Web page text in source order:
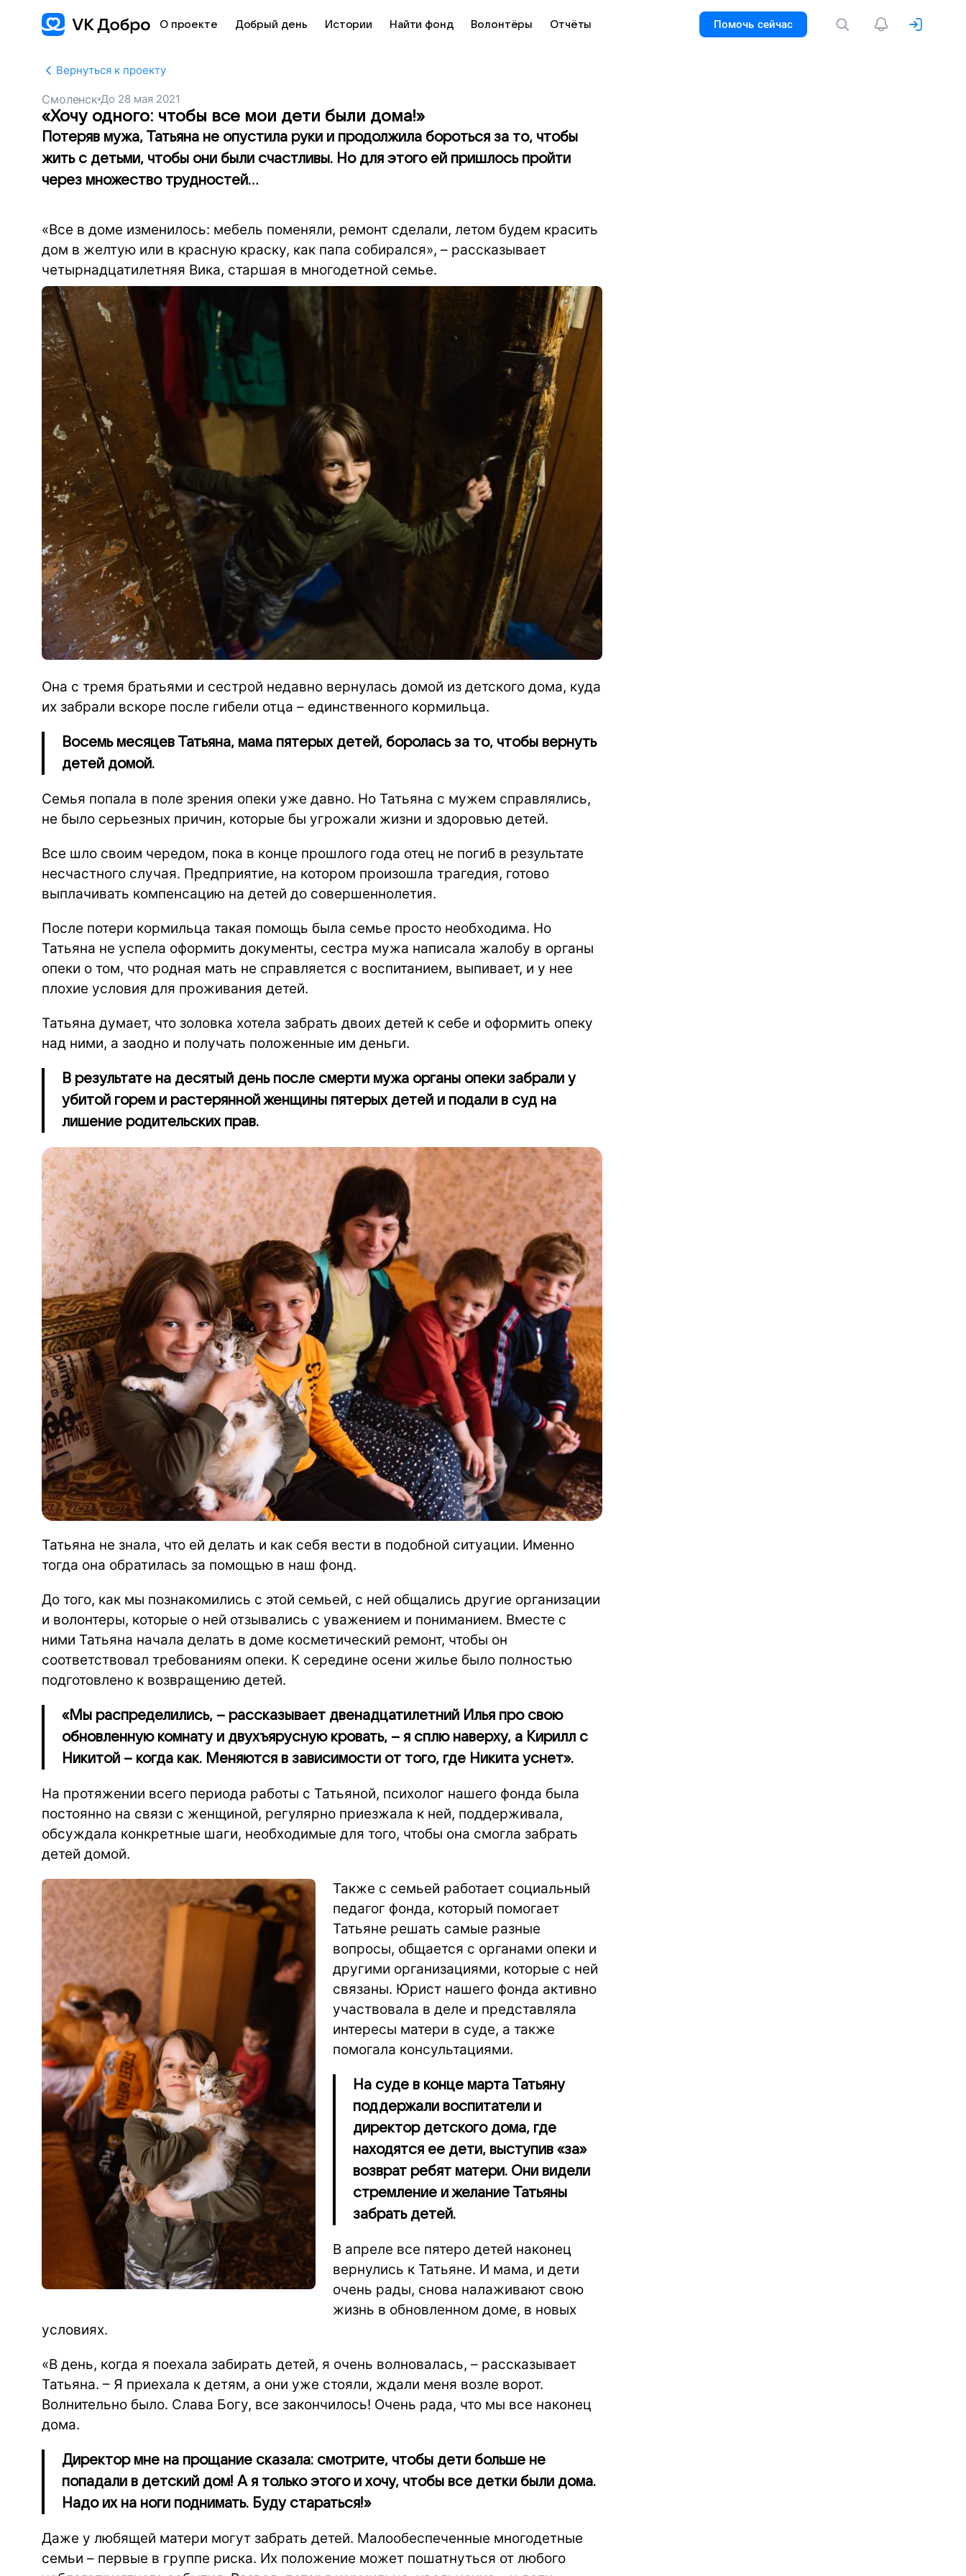
О проекте Добрый день Истории Найти фонд Волонтёры Отчёты Помочь сейчас
Вернуться к проекту
Смоленск До 28 мая 2021
«Хочу одного: чтобы все мои дети были дома!»
Потеряв мужа, Татьяна не опустила руки и продолжила бороться за то, чтобы
жить с детьми, чтобы они были счастливы. Но для этого ей пришлось пройти
через множество трудностей...
«Все в доме изменилось: мебель поменяли, ремонт сделали, летом будем красить
дом в желтую или в красную краску, как папа собирался», – рассказывает
четырнадцатилетняя Вика, старшая в многодетной семье.
Она с тремя братьями и сестрой недавно вернулась домой из детского дома, куда
их забрали вскоре после гибели отца – единственного кормильца.
Восемь месяцев Татьяна, мама пятерых детей, боролась за то, чтобы вернуть
детей домой.
Семья попала в поле зрения опеки уже давно. Но Татьяна с мужем справлялись,
не было серьезных причин, которые бы угрожали жизни и здоровью детей.
Все шло своим чередом, пока в конце прошлого года отец не погиб в результате
несчастного случая. Предприятие, на котором произошла трагедия, готово
выплачивать компенсацию на детей до совершеннолетия.
После потери кормильца такая помощь была семье просто необходима. Но
Татьяна не успела оформить документы, сестра мужа написала жалобу в органы
опеки о том, что родная мать не справляется с воспитанием, выпивает, и у нее
плохие условия для проживания детей.
Татьяна думает, что золовка хотела забрать двоих детей к себе и оформить опеку
над ними, а заодно и получать положенные им деньги.
В результате на десятый день после смерти мужа органы опеки забрали у
убитой горем и растерянной женщины пятерых детей и подали в суд на
лишение родительских прав.
Татьяна не знала, что ей делать и как себя вести в подобной ситуации. Именно
тогда она обратилась за помощью в наш фонд.
До того, как мы познакомились с этой семьей, с ней общались другие организации
и волонтеры, которые о ней отзывались с уважением и пониманием. Вместе с
ними Татьяна начала делать в доме косметический ремонт, чтобы он
соответствовал требованиям опеки. К середине осени жилье было полностью
подготовлено к возвращению детей.
«Мы распределились, – рассказывает двенадцатилетний Илья про свою
обновленную комнату и двухъярусную кровать, – я сплю наверху, а Кирилл с
Никитой – когда как. Меняются в зависимости от того, где Никита уснет».
На протяжении всего периода работы с Татьяной, психолог нашего фонда была
постоянно на связи с женщиной, регулярно приезжала к ней, поддерживала,
обсуждала конкретные шаги, необходимые для того, чтобы она смогла забрать
детей домой.
Также с семьей работает социальный
педагог фонда, который помогает
Татьяне решать самые разные
вопросы, общается с органами опеки и
другими организациями, которые с ней
связаны. Юрист нашего фонда активно
участвовала в деле и представляла
интересы матери в суде, а также
помогала консультациями.
На суде в конце марта Татьяну
поддержали воспитатели и
директор детского дома, где
находятся ее дети, выступив «за»
возврат ребят матери. Они видели
стремление и желание Татьяны
забрать детей.
В апреле все пятеро детей наконец
вернулись к Татьяне. И мама, и дети
очень рады, снова налаживают свою
жизнь в обновленном доме, в новых
условиях.
«В день, когда я поехала забирать детей, я очень волновалась, – рассказывает
Татьяна. – Я приехала к детям, а они уже стояли, ждали меня возле ворот.
Волнительно было. Слава Богу, все закончилось! Очень рада, что мы все наконец
дома.
Директор мне на прощание сказала: смотрите, чтобы дети больше не
попадали в детский дом! А я только этого и хочу, чтобы все детки были дома.
Надо их на ноги поднимать. Буду стараться!»
Даже у любящей матери могут забрать детей. Малообеспеченные многодетные
семьи – первые в группе риска. Их положение может пошатнуться от любого